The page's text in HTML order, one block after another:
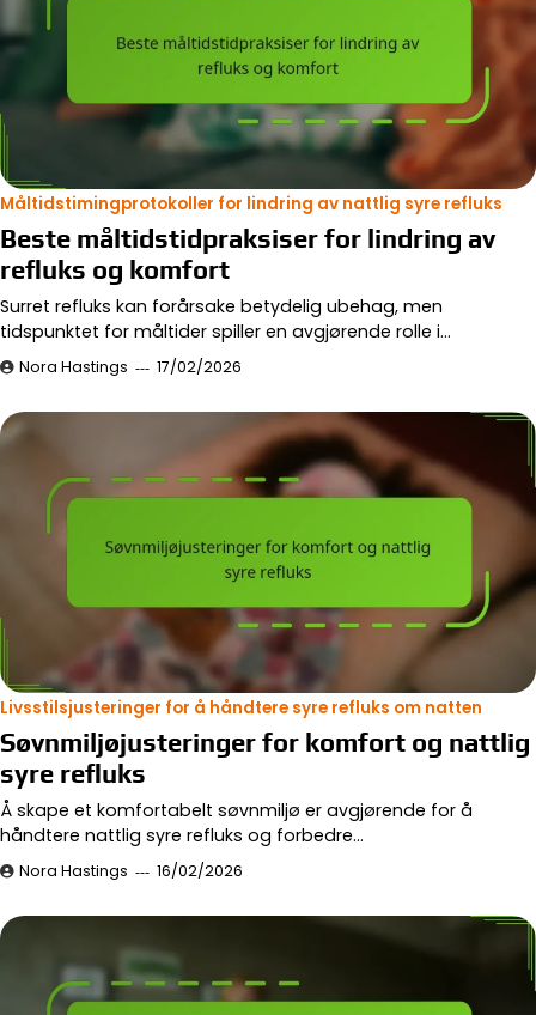
Måltidstimingprotokoller for lindring av nattlig syre refluks
Beste måltidstidpraksiser for lindring av
refluks og komfort
Surret refluks kan forårsake betydelig ubehag, men
tidspunktet for måltider spiller en avgjørende rolle i…
Nora Hastings 17/02/2026
Livsstilsjusteringer for å håndtere syre refluks om natten
Søvnmiljøjusteringer for komfort og nattlig
syre refluks
Å skape et komfortabelt søvnmiljø er avgjørende for å
håndtere nattlig syre refluks og forbedre…
Nora Hastings 16/02/2026